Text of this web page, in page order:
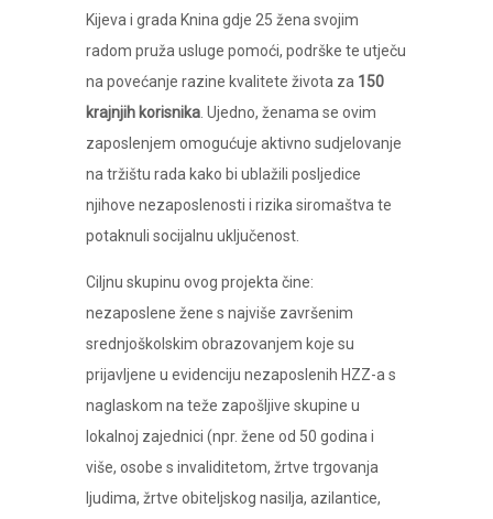
Kijeva i grada Knina gdje 25 žena svojim
radom pruža usluge pomoći, podrške te utječu
na povećanje razine kvalitete života za 150
krajnjih korisnika . Ujedno, ženama se ovim
zaposlenjem omogućuje aktivno sudjelovanje
na tržištu rada kako bi ublažili posljedice
njihove nezaposlenosti i rizika siromaštva te
potaknuli socijalnu uključenost.
Ciljnu skupinu ovog projekta čine:
nezaposlene žene s najviše završenim
srednjoškolskim obrazovanjem koje su
prijavljene u evidenciju nezaposlenih HZZ-a s
naglaskom na teže zapošljive skupine u
lokalnoj zajednici (npr. žene od 50 godina i
više, osobe s invaliditetom, žrtve trgovanja
ljudima, žrtve obiteljskog nasilja, azilantice,